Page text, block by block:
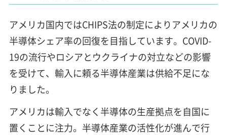
アメリカ国内ではCHIPS法の制定によりアメリカの
半導体シェア率の回復を目指しています。COVID-
19の流行やロシアとウクライナの対立などの影響
を受けて、輸入に頼る半導体産業は供給不足にな
りました。
アメリカは輸入でなく半導体の生産拠点を自国に
置くことに注力。半導体産業の活性化が進んで行